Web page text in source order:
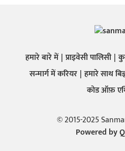
हमारे बारे में प्राइवेसी पालिसी
सन्मार्ग में करियर हमारे साथ
कोड ऑफ़
© 2015-2025
Powered by